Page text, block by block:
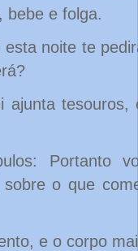
bebe e folga.
noite te
ajunta
Portanto
o que
e o corpo